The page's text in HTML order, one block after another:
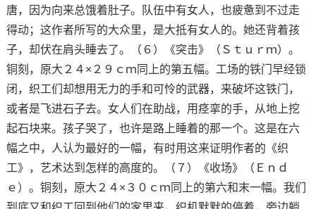
唐，因为向来总饿着肚子。队伍中有女人，也疲惫到不过走
得动；这作者所写的大众里，是大抵有女人的。她还背着孩
子，却伏在肩头睡去了。（６）《突击》（Ｓｔｕｒｍ）。
铜刻，原大２４×２９ｃｍ同上的第五幅。工场的铁门早经锁
闭，织工们却想用无力的手和可怜的武器，来破坏这铁门，
或者是飞进石子去。女人们在助战，用痉挛的手，从地上挖
起石块来。孩子哭了，也许是路上睡着的那一个。这是在六
幅之中，人认为最好的一幅，有时用这来证明作者的《织
工》，艺术达到怎样的高度的。（７）《收场》（Ｅｎｄ
ｅ）。铜刻，原大２４×３０ｃｍ同上的第六和末一幅。我们